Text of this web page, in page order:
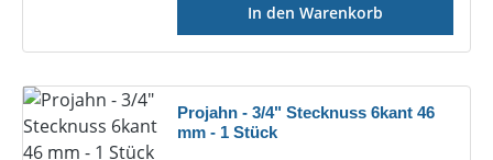
In den Warenkorb
Projahn - 3/4" Stecknuss 6kant 46
mm - 1 Stück